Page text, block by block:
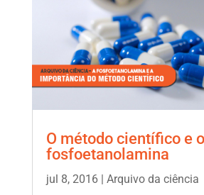
O método científico e
fosfoetanolamina
jul 8, 2016| Arquivo da ciência